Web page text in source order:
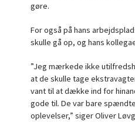
gøre.
For også på hans
skulle gå op, og hans
”Jeg mærkede ikke
at de skulle tage
vant til at dække ind for
gode til. De var bare
oplevelser,” siger Oliver